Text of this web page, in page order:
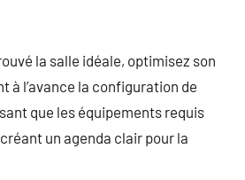
la salle idéale, optimisez son
à l’avance la configuration de
que les équipements requis
un agenda clair pour la